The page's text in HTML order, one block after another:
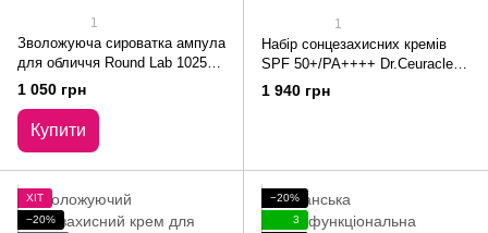
1
Зволожуюча сироватка ампула
для обличчя Round Lab 1025
Dokdo Ampoule 45 мл
1 050 грн
Купити
1
Набір сонцезахисних кремів
SPF 50+/PA++++ Dr.Ceuracle
Hyal Reyouth Moist Sun + Cica
Regen Vegan Sun + Подарунок
1 940 грн
ХІТ
−20%
−20%
3